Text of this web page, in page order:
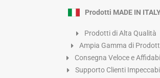
Prodotti MADE IN
Prodotti di Alta Qualità
Ampia Gamma di
Consegna Veloce e
Supporto Clienti